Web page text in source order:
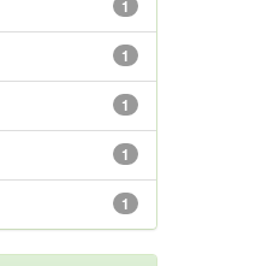
1
1
1
1
1